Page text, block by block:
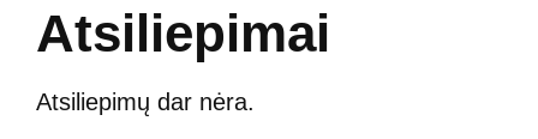
Atsiliepimai
Atsiliepimų dar nėra.